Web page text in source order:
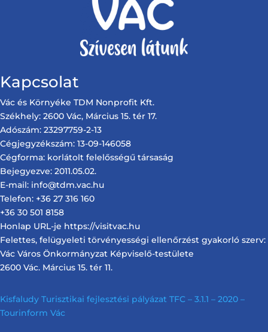
Kapcsolat
Vác és Környéke TDM Nonprofit Kft.
Székhely: 2600 Vác, Március 15. tér 17.
Adószám: 23297759-2-13
Cégjegyzékszám: 13-09-146058
Cégforma: korlátolt felelősségű társaság
Bejegyezve: 2011.05.02.
E-mail: info@tdm.vac.hu
Telefon: +36 27 316 160
+36 30 501 8158
Honlap URL-je https://visitvac.hu
Felettes, felügyeleti törvényességi ellenőrzést gyakorló szerv:
Vác Város Önkormányzat Képviselő-testülete
2600 Vác. Március 15. tér 11.
Kisfaludy Turisztikai fejlesztési pályázat TFC – 3.1.1 – 2020 –
Tourinform Vác